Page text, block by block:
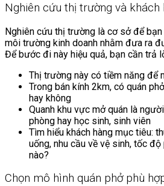
Nghiên cứu thị trường và khách
Nghiên cứu thị trường là cơ sở để
môi trường kinh doanh nhằm đưa ra
Để bước đi này hiệu quả, bạn cần trả
Thị trường này có tiềm năng để
Trong bán kính 2km, có quán
hay không
Quanh khu vực mở quán là
phòng hay học sinh, sinh viên
Tìm hiểu khách hàng mục tiêu:
uống, nhu cầu về vệ sinh, tốc
nào?
Chọn mô hình quán phở phù